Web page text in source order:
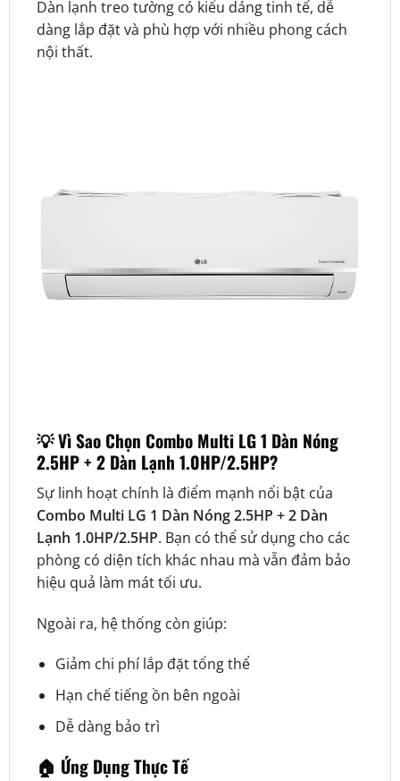
Dàn lạnh treo tường có kiểu dáng tinh tế, dễ
dàng lắp đặt và phù hợp với nhiều phong cách
nội thất.
💡 Vì Sao Chọn Combo Multi LG 1 Dàn Nóng
2.5HP + 2 Dàn Lạnh 1.0HP/2.5HP?
Sự linh hoạt chính là điểm mạnh nổi bật của
Combo Multi LG 1 Dàn Nóng 2.5HP + 2 Dàn
Lạnh 1.0HP/2.5HP. Bạn có thể sử dụng cho các
phòng có diện tích khác nhau mà vẫn đảm bảo
hiệu quả làm mát tối ưu.
Ngoài ra, hệ thống còn giúp:
Giảm chi phí lắp đặt tổng thể
Hạn chế tiếng ồn bên ngoài
Dễ dàng bảo trì
🏠 Ứng Dụng Thực Tế